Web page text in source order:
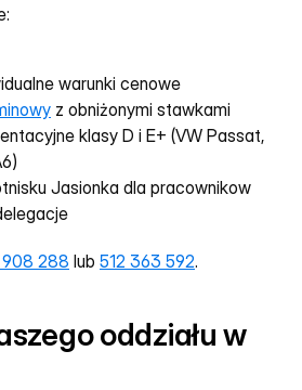
warunki cenowe
z obniżonymi stawkami
klasy D i E+ (VW Passat,
Jasionka dla pracownikow
288 lub 512 363 592.
oddziału w